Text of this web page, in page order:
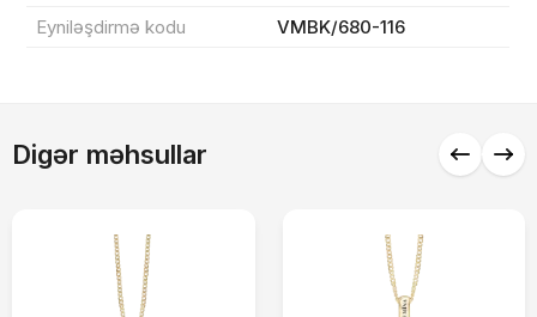
Eyniləşdirmə kodu
VMBK/680-116
Digər məhsullar
Endirim
Yekun məbləğ 0 ₼